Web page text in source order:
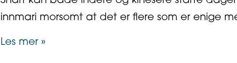
innmari morsomt at det er flere som er enige
Les mer »